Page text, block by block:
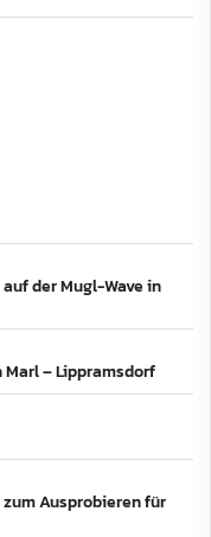
der Mugl-Wave in
– Lippramsdorf
zum Ausprobieren für